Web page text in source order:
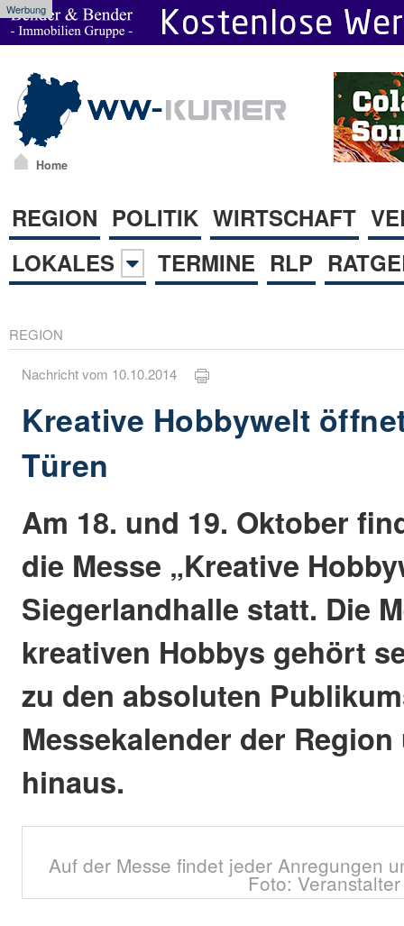
Werbung
Home
REGION POLITIK WIRTSCHAFT
LOKALES
TERMINE RLP
REGION
Nachricht vom 10.10.2014
Kreative Hobbywelt
Türen
Am 18. und 19. Oktober
die Messe „Kreative
Siegerlandhalle statt. Die
kreativen Hobbys gehört
zu den absoluten
Messekalender der
hinaus.
Auf der Messe findet jeder Anregungen
Foto: Veranstalter